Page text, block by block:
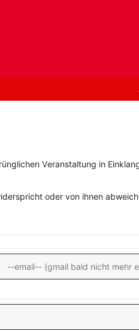
Veranstaltung in
oder von ihnen